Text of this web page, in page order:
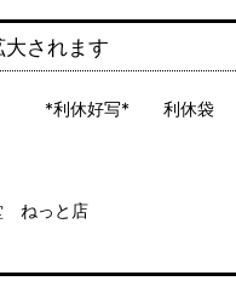
されます
棚 *利休好写* 利休袋
ねっと店